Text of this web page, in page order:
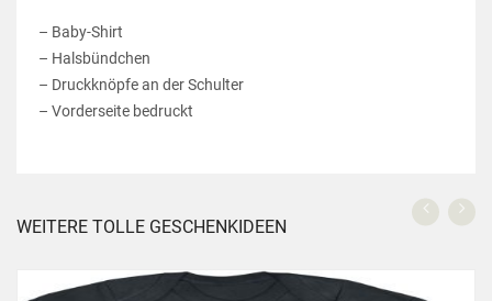
– Baby-Shirt
– Halsbündchen
– Druckknöpfe an der Schulter
– Vorderseite bedruckt
WEITERE TOLLE GESCHENKIDEEN